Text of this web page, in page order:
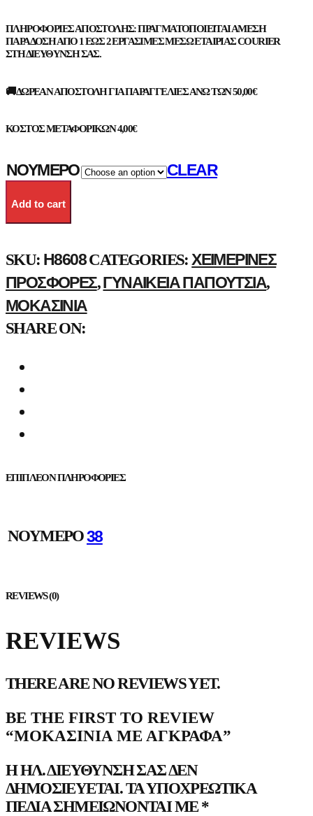
ΠΛΗΡΟΦΟΡΊΕΣ ΑΠΟΣΤΟΛΉΣ: ΠΡΑΓΜΑΤΟΠΟΙΕΊΤΑΙ ΆΜΕΣΗ
ΠΑΡΆΔΟΣΗ ΑΠΌ 1 ΈΩΣ 2 ΕΡΓΆΣΙΜΕΣ ΜΈΣΩ ΕΤΑΙΡΊΑΣ COURIER
ΣΤΗ ΔΙΕΎΘΥΝΣΗ ΣΑΣ.
🚚 ΔΩΡΕΆΝ ΑΠΟΣΤΟΛΉ ΓΙΑ ΠΑΡΑΓΓΕΛΊΕΣ ΆΝΩ ΤΩΝ 50,00€
ΚΌΣΤΟΣ ΜΕΤΑΦΟΡΙΚΏΝ 4,00€
ΝΟΎΜΕΡΟ CLEAR
Add to cart
SKU: H8608 CATEGORIES:ΧΕΙΜΕΡΙΝΈΣ
ΠΡΟΣΦΟΡΈΣ,ΓΥΝΑΙΚΕΊΑ ΠΑΠΟΎΤΣΙΑ,
ΜΟΚΑΣΊΝΙΑ
SHARE ON:
ΕΠΙΠΛΈΟΝ ΠΛΗΡΟΦΟΡΊΕΣ
ΝΟΎΜΕΡΟ38
REVIEWS (0)
REVIEWS
THERE ARE NO REVIEWS YET.
BE THE FIRST TO REVIEW
“ΜΟΚΑΣΊΝΙΑ ΜΕ ΑΓΚΡΆΦΑ”
Η ΗΛ. ΔΙΕΎΘΥΝΣΗ ΣΑΣ ΔΕΝ
ΔΗΜΟΣΙΕΎΕΤΑΙ.ΤΑ ΥΠΟΧΡΕΩΤΙΚΆ
ΠΕΔΊΑ ΣΗΜΕΙΏΝΟΝΤΑΙ ΜΕ*